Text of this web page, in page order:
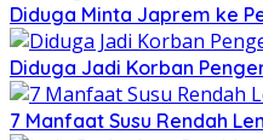
Diduga Minta Japrem ke
Diduga Jadi Korban
7 Manfaat Susu Rendah